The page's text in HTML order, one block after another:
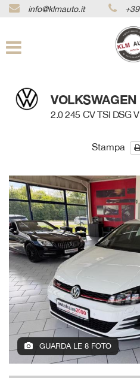
info@klmauto.it
2.0 245 CV TSI DSG
Stampa
GUARDA LE 8 FOTO
preferenze
di
Il
seguente
le
tue
preferenze
di
consenso
alle
tecnologie
di
tracciamento
che
adottiamo
per
offrire
le
funzionalità
e